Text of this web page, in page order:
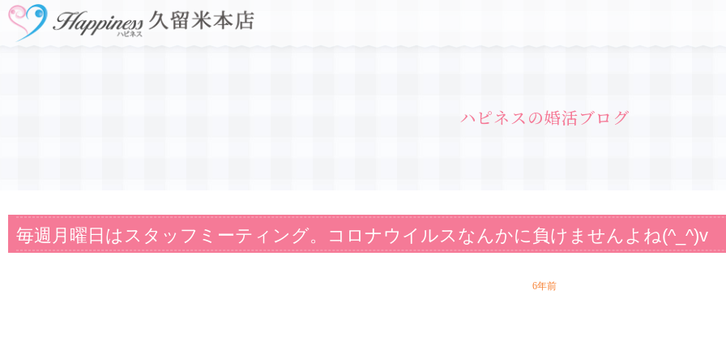
ハピネスの婚活ブログ
毎週月曜日はスタッフミーティング。コロナウイルスなんかに負けませんよね(^_^)v
6年前